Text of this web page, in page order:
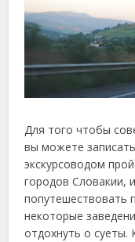
Для того чтобы
вы можете
экскурсоводом
городов Словакии,
попутешествовать
некоторые
отдохнуть о